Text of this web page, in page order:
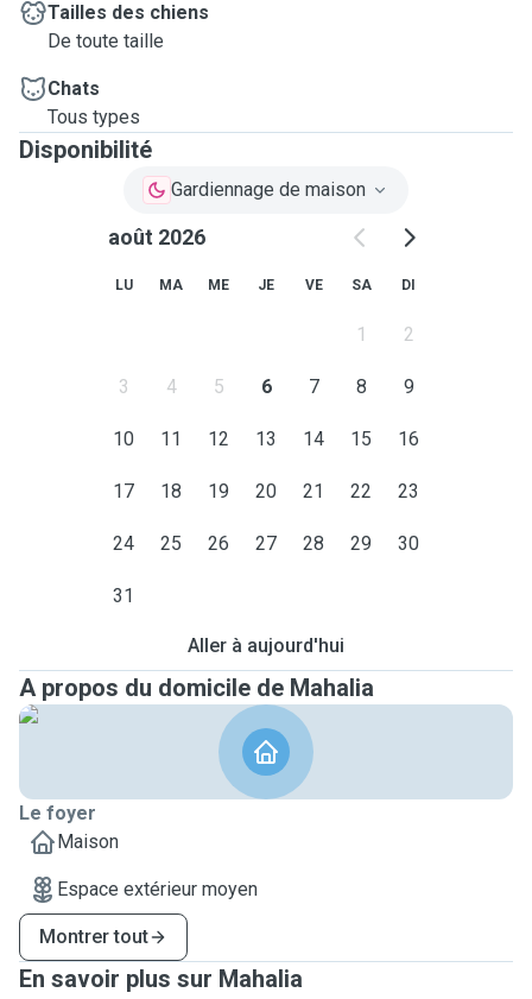
Tailles des chiens
De toute taille
Chats
Tous types
Disponibilité
Gardiennage de maison
août 2026
LU MA ME JE VE SA DI
1 2
3 4 5 6 7 8 9
10 11 12 13 14 15 16
17 18 19 20 21 22 23
24 25 26 27 28 29 30
31
Aller à aujourd'hui
A propos du domicile de Mahalia
Le foyer
Maison
Espace extérieur moyen
Montrer tout
En savoir plus sur Mahalia